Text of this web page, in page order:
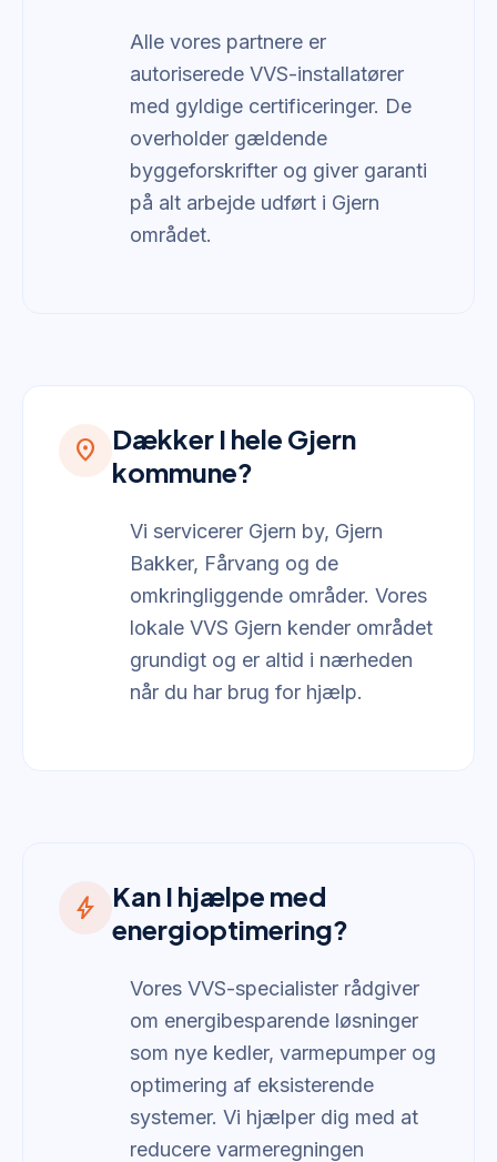
Alle vores partnere er
autoriserede VVS-installatører
med gyldige certificeringer. De
overholder gældende
byggeforskrifter og giver garanti
på alt arbejde udført i Gjern
området.
location_on
Dækker I hele Gjern
kommune?
Vi servicerer Gjern by, Gjern
Bakker, Fårvang og de
omkringliggende områder. Vores
lokale VVS Gjern kender området
grundigt og er altid i nærheden
når du har brug for hjælp.
bolt
Kan I hjælpe med
energioptimering?
Vores VVS-specialister rådgiver
om energibesparende løsninger
som nye kedler, varmepumper og
optimering af eksisterende
systemer. Vi hjælper dig med at
reducere varmeregningen